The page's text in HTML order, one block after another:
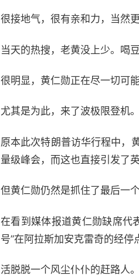
很接地气，很有亲和力，当然更
当天的热搜，老黄没上少。喝
很明显，黄仁勋正在尽一切可
尤其是为此，来了波极限登机。
原本此次特朗普访华行程中，
量级峰会，而这也直接引发了
但黄仁勋仍然是抓住了最后一个
在看到媒体报道黄仁勋缺席代
号”在阿拉斯加安克雷奇的经停
活脱脱一个风尘仆仆的赶路人。